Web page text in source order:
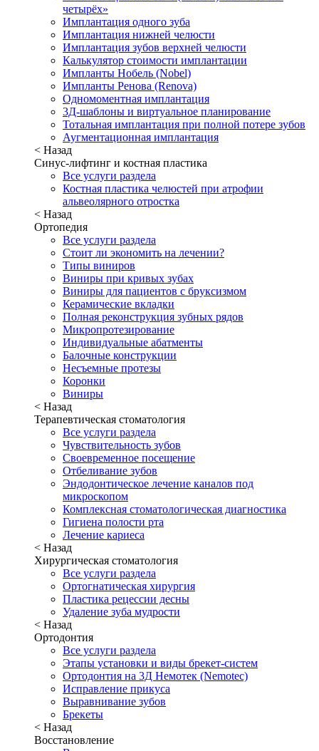
четырёх»
Имплантация одного зуба
Имплантация нижней челюсти
Имплантация зубов верхней челюсти
Калькулятор стоимости имплантации
Импланты Нобель (Nobel)
Импланты Ренова (Renova)
Одномоментная имплантация
3Д-шаблоны и виртуальное планирование
Тотальная имплантация при полной потере зубов
Аугментационная имплантация
< Назад
Синус-лифтинг и костная пластика
Все услуги раздела
Костная пластика челюстей при атрофии
альвеолярного отростка
< Назад
Ортопедия
Все услуги раздела
Стоит ли экономить на лечении?
Типы виниров
Виниры при кривых зубах
Виниры для пациентов с бруксизмом
Керамические вкладки
Полная реконструкция зубных рядов
Микропротезирование
Индивидуальные абатменты
Балочные конструкции
Несъемные протезы
Коронки
Виниры
< Назад
Терапевтическая стоматология
Все услуги раздела
Чувствительность зубов
Своевременное посещение
Отбеливание зубов
Эндодонтическое лечение каналов под
микроскопом
Комплексная стоматологическая диагностика
Гигиена полости рта
Лечение кариеса
< Назад
Хирургическая стоматология
Все услуги раздела
Ортогнатическая хирургия
Пластика рецессии десны
Удаление зуба мудрости
< Назад
Ортодонтия
Все услуги раздела
Этапы установки и виды брекет-систем
Ортодонтия на 3Д Немотек (Nemotec)
Исправление прикуса
Выравнивание зубов
Брекеты
< Назад
Восстановление